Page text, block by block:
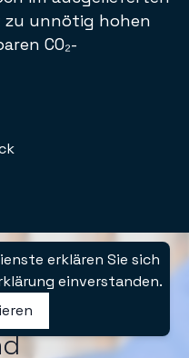
zu unnötig hohen
CO₂-
die relevanten
erklären Sie sich
einverstanden.